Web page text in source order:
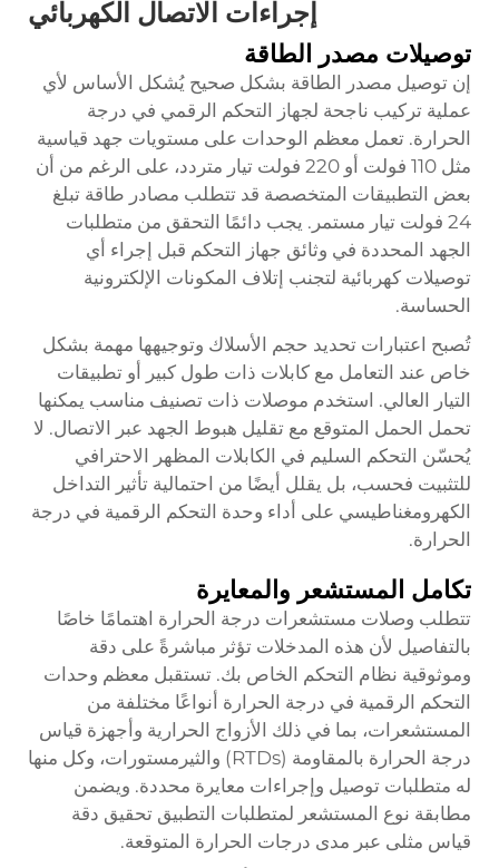
إجراءات الاتصال الكهربائي
توصيلات مصدر الطاقة
إن توصيل مصدر الطاقة بشكل صحيح يُشكل الأساس لأي
عملية تركيب ناجحة لجهاز التحكم الرقمي في درجة
الحرارة. تعمل معظم الوحدات على مستويات جهد قياسية
مثل 110 فولت أو 220 فولت تيار متردد، على الرغم من أن
بعض التطبيقات المتخصصة قد تتطلب مصادر طاقة تبلغ
24 فولت تيار مستمر. يجب دائمًا التحقق من متطلبات
الجهد المحددة في وثائق جهاز التحكم قبل إجراء أي
توصيلات كهربائية لتجنب إتلاف المكونات الإلكترونية
الحساسة.
تُصبح اعتبارات تحديد حجم الأسلاك وتوجيهها مهمة بشكل
خاص عند التعامل مع كابلات ذات طول كبير أو تطبيقات
التيار العالي. استخدم موصلات ذات تصنيف مناسب يمكنها
تحمل الحمل المتوقع مع تقليل هبوط الجهد عبر الاتصال. لا
يُحسّن التحكم السليم في الكابلات المظهر الاحترافي
للتثبيت فحسب، بل يقلل أيضًا من احتمالية تأثير التداخل
الكهرومغناطيسي على أداء وحدة التحكم الرقمية في درجة
الحرارة.
تكامل المستشعر والمعايرة
تتطلب وصلات مستشعرات درجة الحرارة اهتمامًا خاصًا
بالتفاصيل لأن هذه المدخلات تؤثر مباشرةً على دقة
وموثوقية نظام التحكم الخاص بك. تستقبل معظم وحدات
التحكم الرقمية في درجة الحرارة أنواعًا مختلفة من
المستشعرات، بما في ذلك الأزواج الحرارية وأجهزة قياس
درجة الحرارة بالمقاومة (RTDs) والثيرمستورات، وكل منها
له متطلبات توصيل وإجراءات معايرة محددة. ويضمن
مطابقة نوع المستشعر لمتطلبات التطبيق تحقيق دقة
قياس مثلى عبر مدى درجات الحرارة المتوقعة.